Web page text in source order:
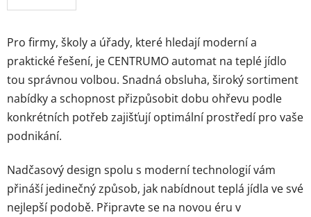
Pro firmy, školy a úřady, které hledají moderní a
praktické řešení, je CENTRUMO automat na teplé jídlo
tou správnou volbou. Snadná obsluha, široký sortiment
nabídky a schopnost přizpůsobit dobu ohřevu podle
konkrétních potřeb zajišťují optimální prostředí pro vaše
podnikání.
Nadčasový design spolu s moderní technologií vám
přináší jedinečný způsob, jak nabídnout teplá jídla ve své
nejlepší podobě. Připravte se na novou éru v